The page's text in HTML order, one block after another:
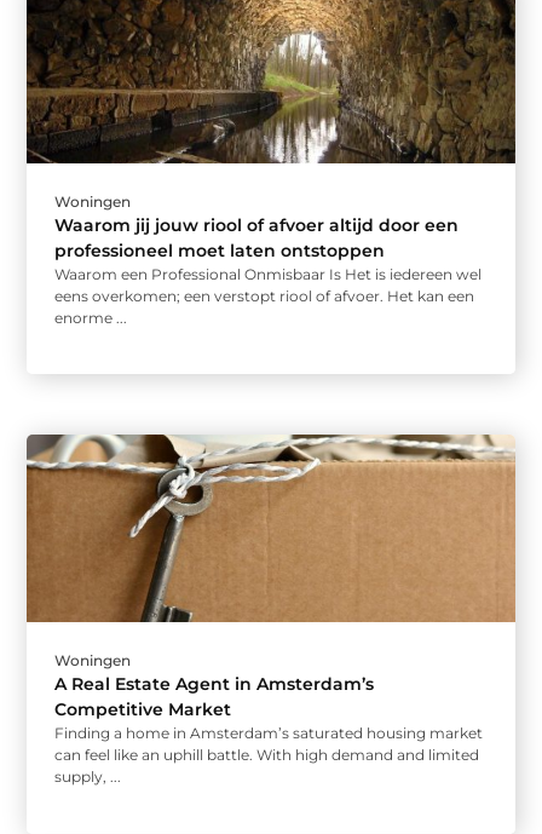
Woningen
Waarom jij jouw riool of afvoer altijd door een
professioneel moet laten ontstoppen
Waarom een Professional Onmisbaar Is Het is iedereen wel
eens overkomen; een verstopt riool of afvoer. Het kan een
enorme ...
Woningen
A Real Estate Agent in Amsterdam’s
Competitive Market
Finding a home in Amsterdam’s saturated housing market
can feel like an uphill battle. With high demand and limited
supply, ...